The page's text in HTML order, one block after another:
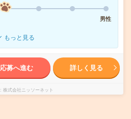
男性
もっと見る
応募へ進む 詳しく見る
株式会社ニッソーネット